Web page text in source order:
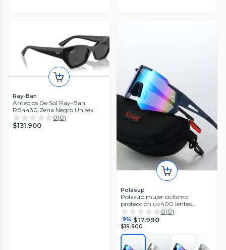
Ray-Ban
Anteojos De Sol Ray-Ban
RB4430 Zena Negro Unisex
0(0)
$131.900
Polasup
Polasup mujer ciclismo
proteccion uv400 lentes
deportivos hombre bicicleta
golf Anteojos
0(0)
9% $17.990
$19.900